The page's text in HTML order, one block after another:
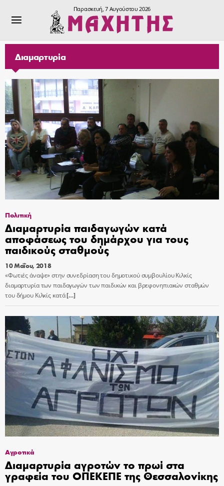
Παρασκευή, 7 Αυγούστου 2026
Διαμαρτυρία
Πολιτική
Διαμαρτυρία παιδαγωγών κατά
αποφάσεως του δημάρχου για τους
παιδικούς σταθμούς
10 Μαΐου, 2018
«Φωτιές άναψε» στην συνεδρίαση του δημοτικού συμβουλίου Κιλκίς
διαμαρτυρία των παιδαγωγών των παιδικών και βρεφονηπιακών σταθμών
του δήμου Κιλκίς κατά[…]
Αγροτικά
Διαμαρτυρία αγροτών το πρωί στα
γραφεία του ΟΠΕΚΕΠΕ της Θεσσαλονίκης